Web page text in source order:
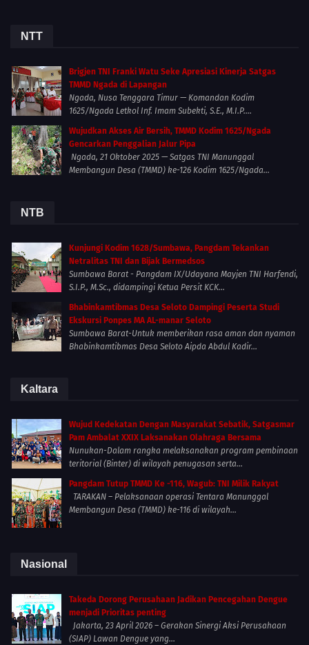
NTT
Brigjen TNI Franki Watu Seke Apresiasi Kinerja Satgas
TMMD Ngada di Lapangan
Ngada, Nusa Tenggara Timur — Komandan Kodim
1625/Ngada Letkol Inf. Imam Subekti, S.E., M.I.P....
Wujudkan Akses Air Bersih, TMMD Kodim 1625/Ngada
Gencarkan Penggalian Jalur Pipa
Ngada, 21 Oktober 2025 — Satgas TNI Manunggal
Membangun Desa (TMMD) ke-126 Kodim 1625/Ngada...
NTB
Kunjungi Kodim 1628/Sumbawa, Pangdam Tekankan
Netralitas TNI dan Bijak Bermedsos
Sumbawa Barat - Pangdam IX/Udayana Mayjen TNI Harfendi,
S.I.P., M.Sc., didampingi Ketua Persit KCK...
Bhabinkamtibmas Desa Seloto Dampingi Peserta Studi
Ekskursi Ponpes MA AL-manar Seloto
Sumbawa Barat-Untuk memberikan rasa aman dan nyaman
Bhabinkamtibmas Desa Seloto Aipda Abdul Kadir...
Kaltara
Wujud Kedekatan Dengan Masyarakat Sebatik, Satgasmar
Pam Ambalat XXIX Laksanakan Olahraga Bersama
Nunukan-Dalam rangka melaksanakan program pembinaan
teritorial (Binter) di wilayah penugasan serta...
Pangdam Tutup TMMD Ke -116, Wagub: TNI Milik Rakyat
TARAKAN – Pelaksanaan operasi Tentara Manunggal
Membangun Desa (TMMD) ke-116 di wilayah...
Nasional
Takeda Dorong Perusahaan Jadikan Pencegahan Dengue
menjadi Prioritas penting
Jakarta, 23 April 2026 – Gerakan Sinergi Aksi Perusahaan
(SIAP) Lawan Dengue yang...